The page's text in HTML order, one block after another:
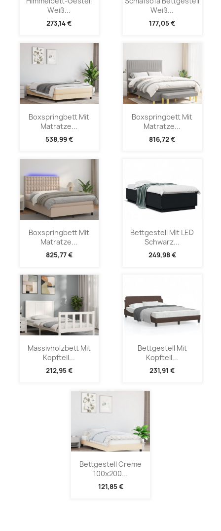
Weiß...
273,14 €
Weiß...
177,05 €
Boxspringbett Mit
Matratze...
538,99 €
Boxspringbett Mit
Matratze...
816,72 €
Boxspringbett Mit
Matratze...
825,77 €
Bettgestell Mit LED
Schwarz...
249,98 €
Massivholzbett Mit
Kopfteil...
212,95 €
Bettgestell Mit
Kopfteil...
231,91 €
Bettgestell Creme
100x200...
121,85 €